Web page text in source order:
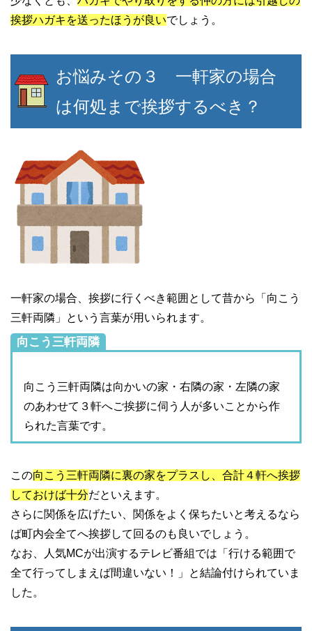
挨拶ハガキを送ったほうが良いでしょう。
お悩みその３ 一軒家の場合
は何処まで挨拶するべき？
一軒家の場合、挨拶に行くべき範囲として昔から「向こう
三軒両隣」という言葉が用いられます。
向こう三軒両隣
向こう三軒両隣は向かいの家・右隣の家・左隣の家
のあわせて３軒へご挨拶に伺う人が多いことから作
られた言葉です。
この向こう三軒両隣に裏の家をプラスし、合計４軒へ挨拶
しておけば十分だといえます。
さらに関係を広げたい、関係をよく保ちたいと考えるなら
ば町内会全てへ挨拶して回るのも良いでしょう。
なお、人気MCが出演するテレビ番組では「行ける範囲で
全て行ってしまえば間違いない！」と結論付けられていま
した。